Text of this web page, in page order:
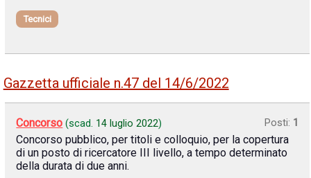
Tecnici
Gazzetta ufficiale n.47 del 14/6/2022
Concorso (scad. 14 luglio 2022) Posti: 1
Concorso pubblico, per titoli e colloquio, per la copertura
di un posto di ricercatore III livello, a tempo determinato
della durata di due anni.